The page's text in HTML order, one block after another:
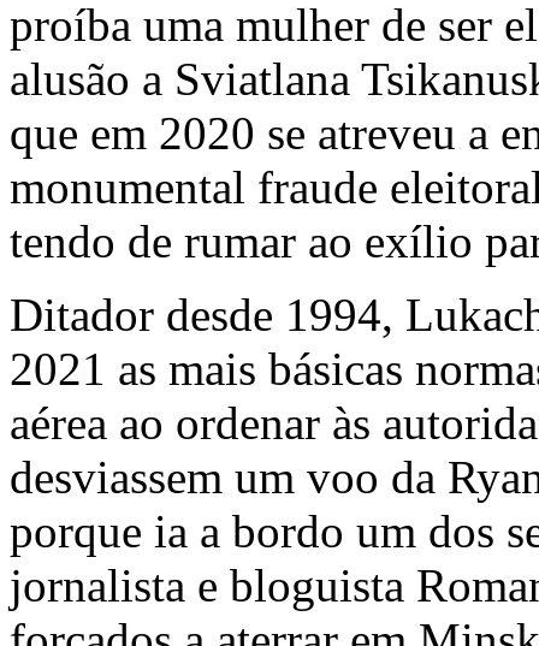
proíba uma mulher de ser
alusão a Sviatlana
que em 2020 se atreveu a
monumental fraude
tendo de rumar ao exílio
Ditador desde 1994,
2021 as mais básicas
aérea ao ordenar às
desviassem um voo da
porque ia a bordo um dos
jornalista e bloguista